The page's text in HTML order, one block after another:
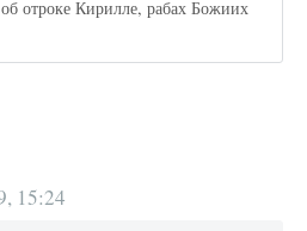
отроке Кирилле, рабах Божиих
15:24